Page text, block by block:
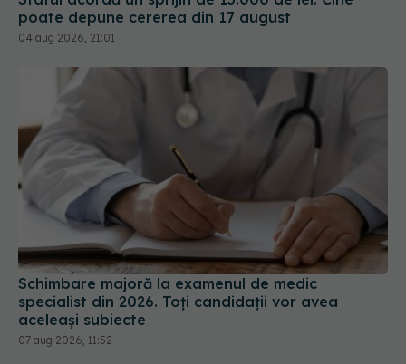
poate depune cererea din 17 august
04 aug 2026, 21:01
Schimbare majoră la examenul de medic
specialist din 2026. Toți candidații vor avea
aceleași subiecte
07 aug 2026, 11:52